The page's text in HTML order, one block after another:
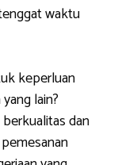
waktu
keperluan
lain?
dan